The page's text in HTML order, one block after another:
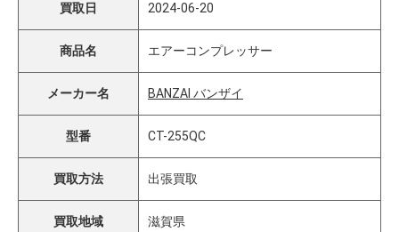
買取日 2024-06-20
商品名 エアーコンプレッサー
メーカー名 BANZAI バンザイ
型番 CT-255QC
買取方法 出張買取
買取地域 滋賀県